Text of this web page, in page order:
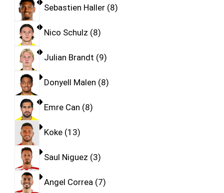
Sebastien Haller 8
Nico Schulz 8
Julian Brandt 9
Donyell Malen 8
Emre Can 8
Koke 13
Saul Niguez 3
Angel Correa 7